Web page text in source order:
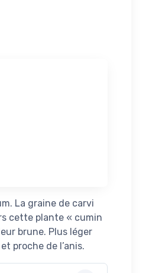
La graine de carvi
cette plante « cumin
brune. Plus léger
proche de l’anis.